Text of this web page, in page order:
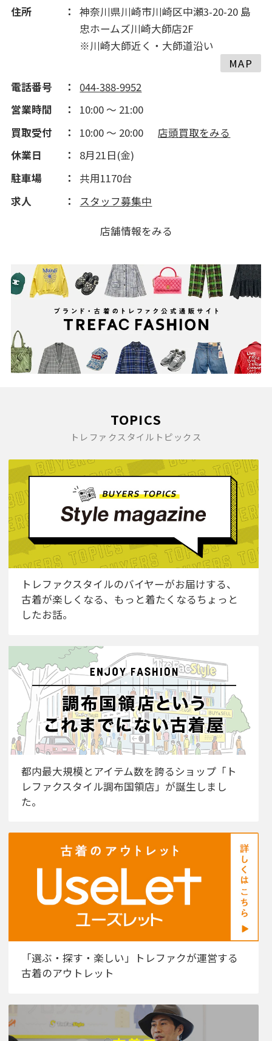
2016(194)
2015(237)
2014(202)
2013(50)
2012(143)
住所
神奈川県川崎市川崎区中瀬3-20-20 島
忠ホームズ川崎大師店2F
※川崎大師近く・大師道沿い
MAP
電話番号
044-388-9952
営業時間
10:00 ～ 21:00
買取受付
10:00 ～ 20:00
店頭買取をみる
休業日
8月21日(金)
駐車場
共用1170台
求人
スタッフ募集中
店舗情報をみる
TOPICS
トレファクスタイルトピックス
トレファクスタイルのバイヤーがお届けする、
古着が楽しくなる、もっと着たくなるちょっと
したお話。
都内最大規模とアイテム数を誇るショップ「ト
レファクスタイル調布国領店」が誕生しまし
た。
「選ぶ・探す・楽しい」トレファクが運営する
古着のアウトレット